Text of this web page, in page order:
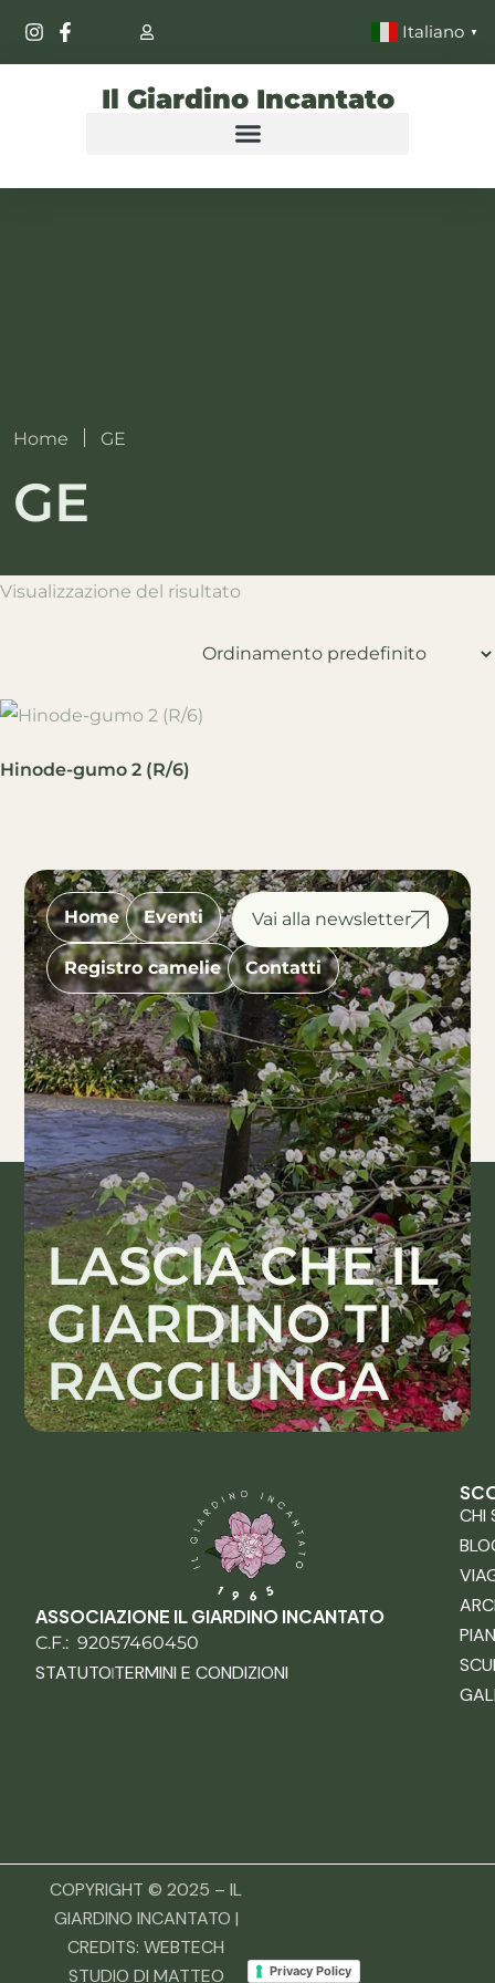
Italiano ▼
Il Giardino Incantato
Home GE
GE
Visualizzazione del risultato
Hinode-gumo 2 (R/6)
Home Eventi
Registro camelie Contatti
LASCIA CHE IL
GIARDINO TI
RAGGIUNGA
ASSOCIAZIONE IL GIARDINO INCANTATO
C.F.: 92057460450
STATUTOTERMINI E CONDIZIONI
CHI
COPYRIGHT © 2025 – IL
GIARDINO INCANTATO |
CREDITS: WEBTECH
STUDIO DI MATTEO
Privacy Policy